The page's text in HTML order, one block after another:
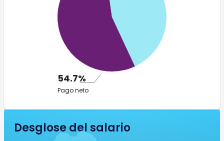
54.7%
Pago neto
Desglose del salario